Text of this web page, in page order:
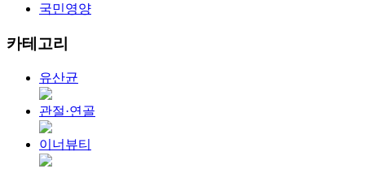
국민영양
카테고리
유산균
관절·연골
이너뷰티